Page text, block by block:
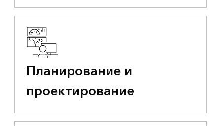
Планирование и
проектирование